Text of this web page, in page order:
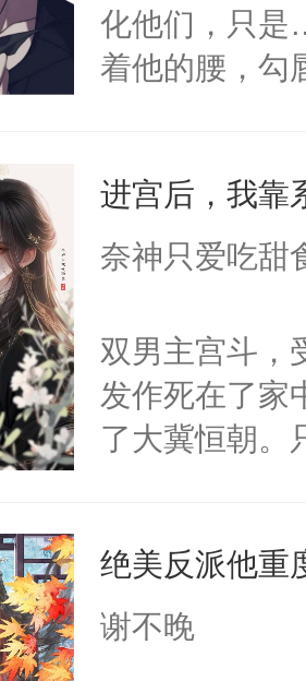
化他们，只是
着他的腰，勾
来，给老公亲
用力——为你
进宫后，我靠
奈神只爱吃甜
双男主宫斗，
发作死在了家
了大冀恒朝。
惜被人暗害，
绝。主神知晓
绝美反派他重
谢不晚